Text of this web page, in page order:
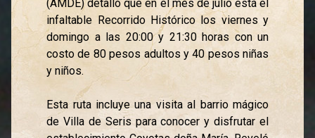
(AMDE) detalló que en el mes de julio está el
infaltable Recorrido Histórico los viernes y
domingo a las 20:00 y 21:30 horas con un
costo de 80 pesos adultos y 40 pesos niñas
y niños.
Esta ruta incluye una visita al barrio mágico
de Villa de Seris para conocer y disfrutar el